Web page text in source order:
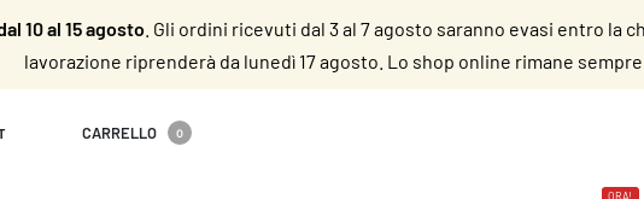
10 al 15 agosto . Gli ordini ricevuti dal 3 al 7 agosto saranno evasi entro
lavorazione riprenderà da lunedì 17 agosto. Lo shop online rimane
CARRELLO 0